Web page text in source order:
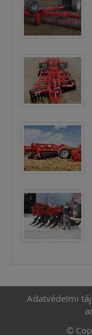
Adatvédelmi
©